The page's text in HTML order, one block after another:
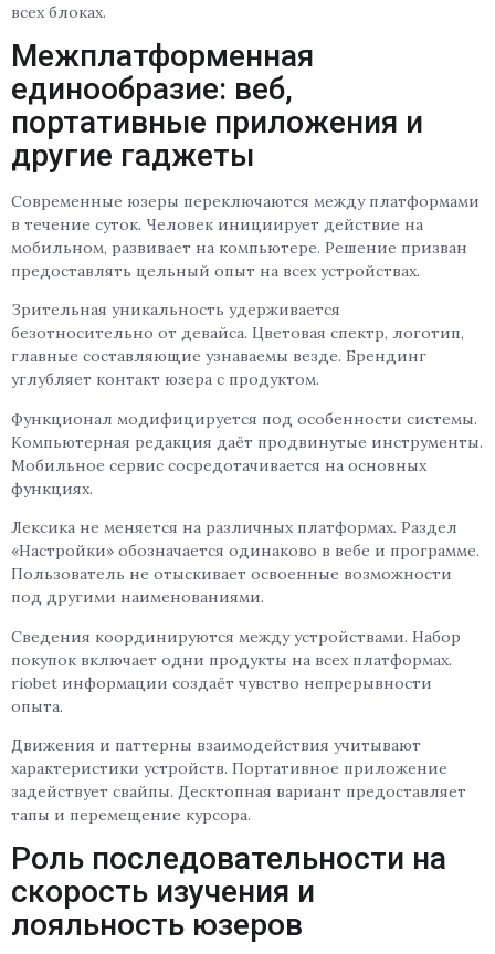
всех блоках.
Межплатформенная
единообразие: веб,
портативные приложения и
другие гаджеты
Современные юзеры переключаются между платформами
в течение суток. Человек инициирует действие на
мобильном, развивает на компьютере. Решение призван
предоставлять цельный опыт на всех устройствах.
Зрительная уникальность удерживается
безотносительно от девайса. Цветовая спектр, логотип,
главные составляющие узнаваемы везде. Брендинг
углубляет контакт юзера с продуктом.
Функционал модифицируется под особенности системы.
Компьютерная редакция даёт продвинутые инструменты.
Мобильное сервис сосредотачивается на основных
функциях.
Лексика не меняется на различных платформах. Раздел
«Настройки» обозначается одинаково в вебе и программе.
Пользователь не отыскивает освоенные возможности
под другими наименованиями.
Сведения координируются между устройствами. Набор
покупок включает одни продукты на всех платформах.
riobet информации создаёт чувство непрерывности
опыта.
Движения и паттерны взаимодействия учитывают
характеристики устройств. Портативное приложение
задействует свайпы. Десктопная вариант предоставляет
тапы и перемещение курсора.
Роль последовательности на
скорость изучения и
лояльность юзеров